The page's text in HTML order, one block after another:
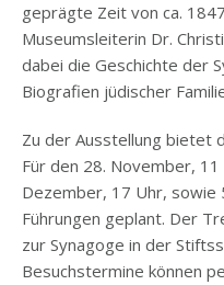
geprägte Zeit von ca.
Museumsleiterin Dr.
dabei die Geschichte der
Biografien jüdischer
Zu der Ausstellung bietet
Für den 28. November,
Dezember, 17 Uhr, sowie
Führungen geplant. Der
zur Synagoge in der
Besuchstermine können